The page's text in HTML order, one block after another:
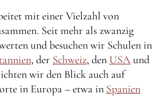
mit einer Vielzahl von
Seit mehr als zwanzig
und besuchen wir Schulen in
, der Schweiz, den USAund
wir den Blick auch auf
in Europa – etwa in Spanien